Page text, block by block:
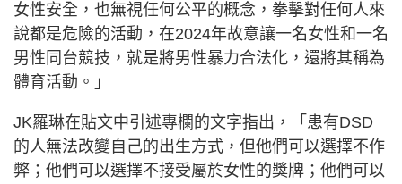
女性安全，也無視任何公平的概念，拳擊對任何人來
說都是危險的活動，在2024年故意讓一名女性和一名
男性同台競技，就是將男性暴力合法化，還將其稱為
體育活動。」
JK羅琳在貼文中引述專欄的文字指出，「患有DSD
的人無法改變自己的出生方式，但他們可以選擇不作
弊；他們可以選擇不接受屬於女性的獎牌；他們可以